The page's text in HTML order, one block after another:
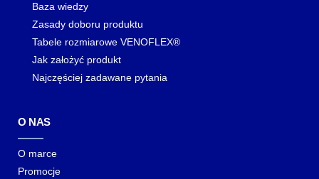
Baza wiedzy
Zasady doboru produktu
Tabele rozmiarowe VENOFLEX®
Jak założyć produkt
Najczęściej zadawane pytania
O NAS
O marce
Promocje